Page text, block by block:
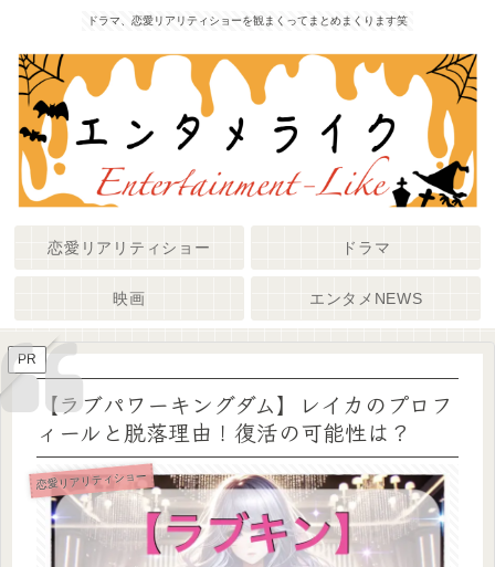
ドラマ、恋愛リアリティショーを観まくってまとめまくります笑
恋愛リアリティショー ドラマ
映画 エンタメNEWS
PR
【ラブパワーキングダム】レイカのプロフ
ィールと脱落理由！復活の可能性は？
恋愛リアリティショー